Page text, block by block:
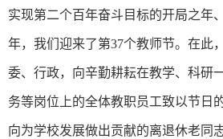
实现第二个百年奋斗目标的开局之年
年，我们迎来了第37个教师节。在此
委、行政，向辛勤耕耘在教学、科研
务等岗位上的全体教职员工致以节日
向为学校发展做出贡献的离退休老同